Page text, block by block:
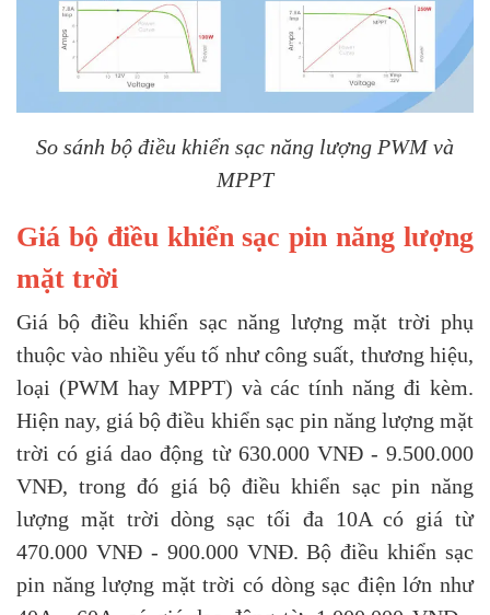
So sánh bộ điều khiển sạc năng lượng PWM và
MPPT
Giá bộ điều khiển sạc pin năng lượng
mặt trời
Giá bộ điều khiển sạc năng lượng mặt trời phụ
thuộc vào nhiều yếu tố như công suất, thương hiệu,
loại (PWM hay MPPT) và các tính năng đi kèm.
Hiện nay, giá bộ điều khiển sạc pin năng lượng mặt
trời có giá dao động từ 630.000 VNĐ - 9.500.000
VNĐ, trong đó giá bộ điều khiển sạc pin năng
lượng mặt trời dòng sạc tối đa 10A có giá từ
470.000 VNĐ - 900.000 VNĐ. Bộ điều khiển sạc
pin năng lượng mặt trời có dòng sạc điện lớn như